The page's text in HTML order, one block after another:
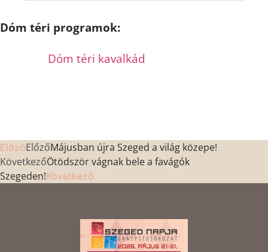
Dóm téri programok:
Dóm téri kavalkád
ElőzőElőzőMájusban újra Szeged a világ közepe!
KövetkezőÖtödször vágnak bele a favágók
Szegeden!Következő